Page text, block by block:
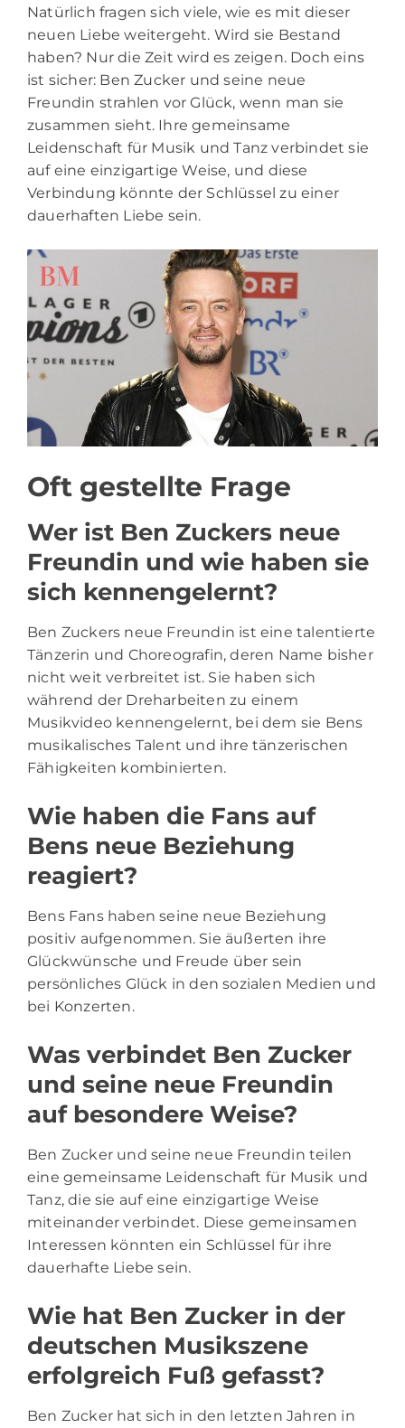
Natürlich fragen sich viele, wie es mit dieser
neuen Liebe weitergeht. Wird sie Bestand
haben? Nur die Zeit wird es zeigen. Doch eins
ist sicher: Ben Zucker und seine neue
Freundin strahlen vor Glück, wenn man sie
zusammen sieht. Ihre gemeinsame
Leidenschaft für Musik und Tanz verbindet sie
auf eine einzigartige Weise, und diese
Verbindung könnte der Schlüssel zu einer
dauerhaften Liebe sein.
Oft gestellte Frage
Wer ist Ben Zuckers neue
Freundin und wie haben sie
sich kennengelernt?
Ben Zuckers neue Freundin ist eine talentierte
Tänzerin und Choreografin, deren Name bisher
nicht weit verbreitet ist. Sie haben sich
während der Dreharbeiten zu einem
Musikvideo kennengelernt, bei dem sie Bens
musikalisches Talent und ihre tänzerischen
Fähigkeiten kombinierten.
Wie haben die Fans auf
Bens neue Beziehung
reagiert?
Bens Fans haben seine neue Beziehung
positiv aufgenommen. Sie äußerten ihre
Glückwünsche und Freude über sein
persönliches Glück in den sozialen Medien und
bei Konzerten.
Was verbindet Ben Zucker
und seine neue Freundin
auf besondere Weise?
Ben Zucker und seine neue Freundin teilen
eine gemeinsame Leidenschaft für Musik und
Tanz, die sie auf eine einzigartige Weise
miteinander verbindet. Diese gemeinsamen
Interessen könnten ein Schlüssel für ihre
dauerhafte Liebe sein.
Wie hat Ben Zucker in der
deutschen Musikszene
erfolgreich Fuß gefasst?
Ben Zucker hat sich in den letzten Jahren in